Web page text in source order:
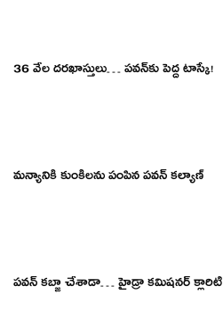
36 వేల దరఖాస్తులు… పవన్‌కు పెద్ద టాస్కే!
మ‌న్యానికి కుంకీల‌ను పంపిన ప‌వ‌న్ క‌ల్యాణ్‌
పవన్ కబ్జా చేశాడా… హైడ్రా కమిషనర్ క్లారిటీ